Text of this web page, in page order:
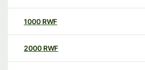
1000 RWF
2000 RWF